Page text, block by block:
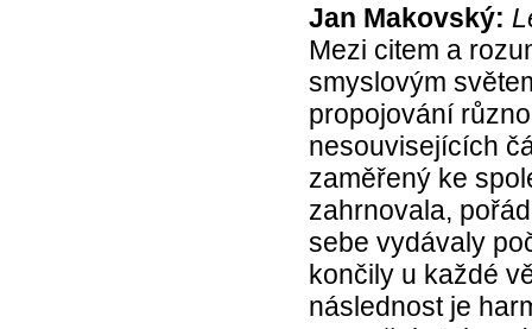
Jan Makovský:
Mezi citem a
smyslovým
propojování
nesouvisejících
zaměřený ke
zahrnovala,
sebe vydávaly
končily u každé
následnost je